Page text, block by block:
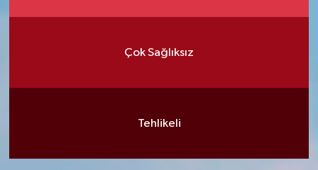
Çok Sağlıksız
Tehlikeli